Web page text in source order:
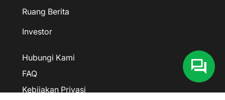
Ruang Berita
Investor
Hubungi Kami
FAQ
Kebijakan Privasi